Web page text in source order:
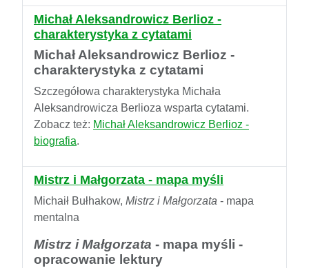
Michał Aleksandrowicz Berlioz -
charakterystyka z cytatami
Michał Aleksandrowicz Berlioz -
charakterystyka z cytatami
Szczegółowa charakterystyka Michała
Aleksandrowicza Berlioza wsparta cytatami.
Zobacz też: Michał Aleksandrowicz Berlioz -
biografia.
Mistrz i Małgorzata - mapa myśli
Michaił Bułhakow, Mistrz i Małgorzata - mapa
mentalna
Mistrz i Małgorzata - mapa myśli -
opracowanie lektury